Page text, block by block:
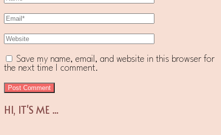
Save my name, email, and website in this browser for
the next time I comment.
HI, IT'S ME ...